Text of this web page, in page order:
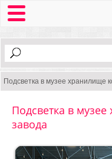
Подсветка в музее хранилище
Подсветка в
завода